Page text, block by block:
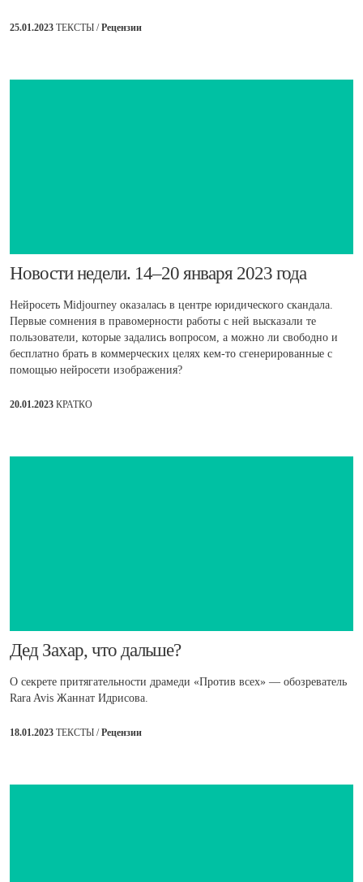
25.01.2023 ТЕКСТЫ /Рецензии
Новости недели. 14–20 января 2023 года
Нейросеть Midjourney оказалась в центре юридического скандала.
Первые сомнения в правомерности работы с ней высказали те
пользователи, которые задались вопросом, а можно ли свободно и
бесплатно брать в коммерческих целях кем-то сгенерированные с
помощью нейросети изображения?
20.01.2023 КРАТКО
Дед Захар, что дальше?
О секрете притягательности драмеди «Против всех» — обозреватель
Rara Avis Жаннат Идрисова.
18.01.2023 ТЕКСТЫ /Рецензии